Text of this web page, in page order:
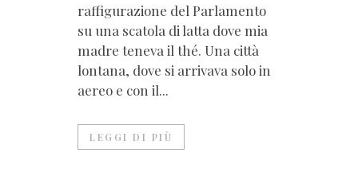
raffigurazione del Parlamento
su una scatola di latta dove mia
madre teneva il thé. Una città
lontana, dove si arrivava solo in
aereo e con il...
LEGGI DI PIÙ